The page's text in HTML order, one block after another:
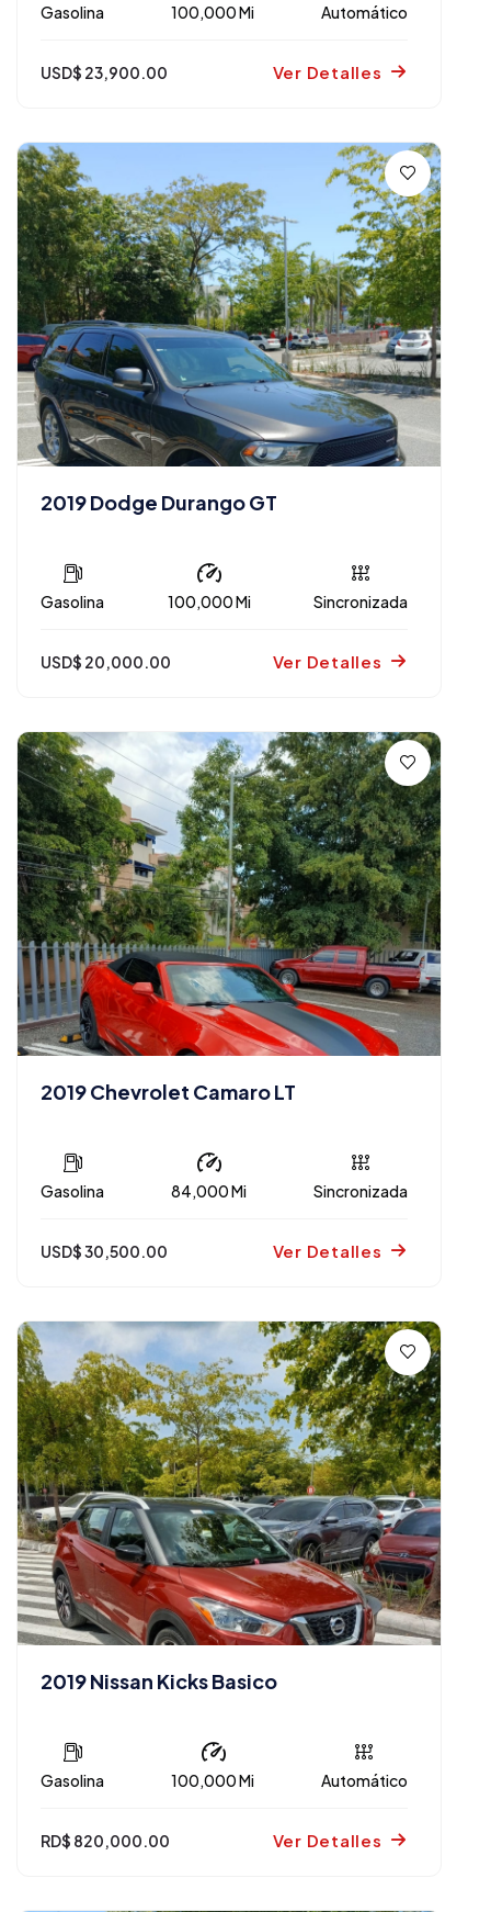
Gasolina 100,000 Mi Automático
USD$ 23,900.00 Ver Detalles
2019 Dodge Durango GT
Gasolina 100,000 Mi Sincronizada
USD$ 20,000.00 Ver Detalles
2019 Chevrolet Camaro LT
Gasolina 84,000 Mi Sincronizada
USD$ 30,500.00 Ver Detalles
2019 Nissan Kicks Basico
Gasolina 100,000 Mi Automático
RD$ 820,000.00 Ver Detalles